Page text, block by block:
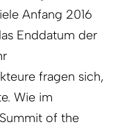
Anfang 2016
Enddatum der
fragen sich,
Wie im
of the